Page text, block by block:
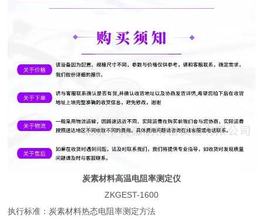
炭素材料高温电阻率测定仪
ZKGEST-1600
执行标准：炭素材料热态电阻率测定方法